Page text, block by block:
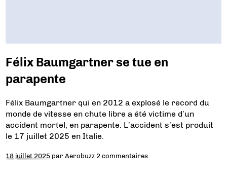
Félix Baumgartner se tue en
parapente
Félix Baumgartner qui en 2012 a explosé le record du
monde de vitesse en chute libre a été victime d’un
accident mortel, en parapente. L’accident s’est produit
le 17 juillet 2025 en Italie.
18 juillet 2025 parAerobuzz 2 commentaires